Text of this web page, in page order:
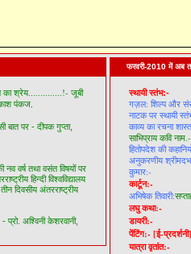
का श्रेय..............!- जूबी
पंकज,
बात पर - दीपक गुप्ता,
वर्ष तथा वसंत विषयों पर
हिन्दी विश्वविद्यालय
दिवसीय अंतरराष्ट्रीय
प्रो. अश्विनी केशरवानी,
फरवरी-2010 में अब
स्थायी स्तंभ:-
गज़ल: शिल्प और
नाटक पर स्थायी
काव्य का रचना
साभिप्राय कवि
हितोपदेश की
अनुकरणीय
कुमार:-
कार्टून:-
अभिषेक तिवारी:
लघु कथा:-
डायरी:-
पेंटिंग:- [ई-
यात्रा वृतांत:-